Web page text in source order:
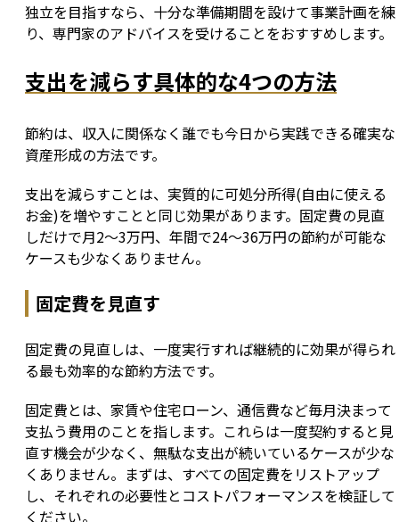
独立を目指すなら、十分な準備期間を設けて事業計画を練
り、専門家のアドバイスを受けることをおすすめします。
支出を減らす具体的な4つの方法
節約は、収入に関係なく誰でも今日から実践できる確実な
資産形成の方法です。
支出を減らすことは、実質的に可処分所得(自由に使える
お金)を増やすことと同じ効果があります。固定費の見直
しだけで月2〜3万円、年間で24〜36万円の節約が可能な
ケースも少なくありません。
固定費を見直す
固定費の見直しは、一度実行すれば継続的に効果が得られ
る最も効率的な節約方法です。
固定費とは、家賃や住宅ローン、通信費など毎月決まって
支払う費用のことを指します。これらは一度契約すると見
直す機会が少なく、無駄な支出が続いているケースが少な
くありません。まずは、すべての固定費をリストアップ
し、それぞれの必要性とコストパフォーマンスを検証して
ください。